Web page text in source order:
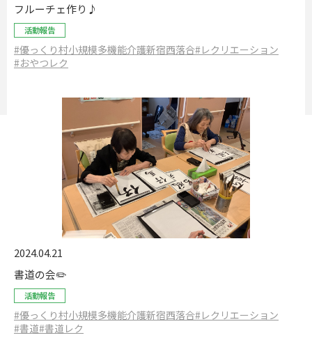
フルーチェ作り♪
活動報告
#優っくり村小規模多機能介護新宿西落合#レクリエーション
#おやつレク
2024.04.21
書道の会✏️
活動報告
#優っくり村小規模多機能介護新宿西落合#レクリエーション
#書道#書道レク